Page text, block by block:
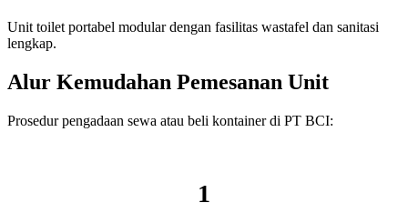
Unit toilet portabel modular dengan fasilitas wastafel dan sanitasi
lengkap.
Alur Kemudahan Pemesanan Unit
Prosedur pengadaan sewa atau beli kontainer di PT BCI:
1